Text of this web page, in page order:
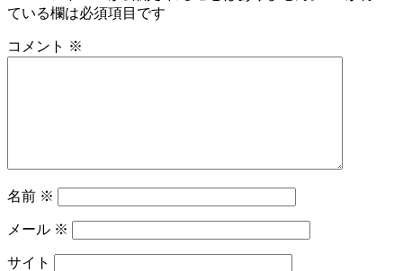
ー
シ
ている欄は必須項目です
コメント ※
名前 ※
メール ※
サイト